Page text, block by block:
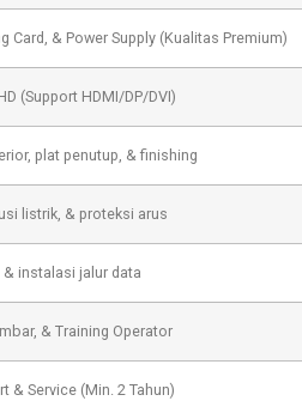
Card, & Power Supply (Kualitas Premium)
(Support HDMI/DP/DVI)
plat penutup, & finishing
listrik, & proteksi arus
& instalasi jalur data
& Training Operator
& Service (Min. 2 Tahun)